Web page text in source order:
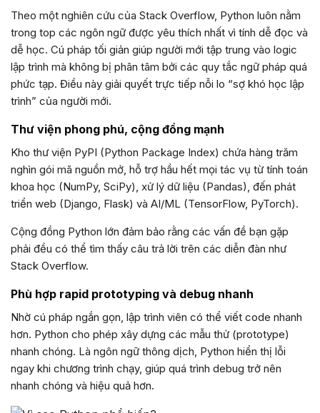
Theo một nghiên cứu của Stack Overflow, Python luôn nằm
trong top các ngôn ngữ được yêu thích nhất vì tính dễ đọc và
dễ học. Cú pháp tối giản giúp người mới tập trung vào logic
lập trình mà không bị phân tâm bởi các quy tắc ngữ pháp quá
phức tạp. Điều này giải quyết trực tiếp nỗi lo “sợ khó học lập
trình” của người mới.
Thư viện phong phú, cộng đồng mạnh
Kho thư viện PyPI (Python Package Index) chứa hàng trăm
nghìn gói mã nguồn mở, hỗ trợ hầu hết mọi tác vụ từ tính toán
khoa học (NumPy, SciPy), xử lý dữ liệu (Pandas), đến phát
triển web (Django, Flask) và AI/ML (TensorFlow, PyTorch).
Cộng đồng Python lớn đảm bảo rằng các vấn đề bạn gặp
phải đều có thể tìm thấy câu trả lời trên các diễn đàn như
Stack Overflow.
Phù hợp rapid prototyping và debug nhanh
Nhờ cú pháp ngắn gọn, lập trình viên có thể viết code nhanh
hơn. Python cho phép xây dựng các mẫu thử (prototype)
nhanh chóng. Là ngôn ngữ thông dịch, Python hiển thị lỗi
ngay khi chương trình chạy, giúp quá trình debug trở nên
nhanh chóng và hiệu quả hơn.